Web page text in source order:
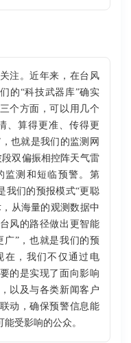
注。近年来，在台风
的“科技武器库”确实
个方面，可以用几个
、算得更准、传得更
也就是我们的监测网
双偏振相控阵天气雷
监测和短临预警。第
我们的预报模式“更聪
从海量的观测数据中
风的路径做出更智能
广”，也就是我们的预
在，我们不仅通过电
的是实现了面向影响
以及与各类新闻客户
动，确保预警信息能
受影响的公众。